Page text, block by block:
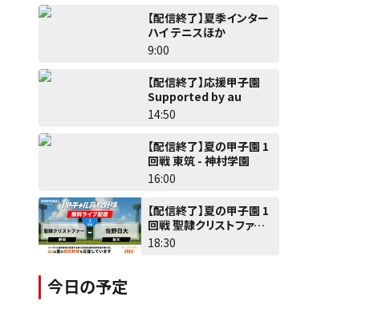
【配信終了】夏季インター
ハイ テニスほか
9:00
【配信終了】応援甲子園
Supported by au
14:50
【配信終了】夏の甲子園 1
回戦 東筑 - 神村学園
16:00
【配信終了】夏の甲子園 1
回戦 聖隷クリストファー -
佐野日大
18:30
今日の予定